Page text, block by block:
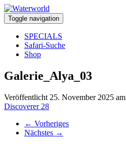
Toggle navigation
SPECIALS
Safari-Suche
Shop
Galerie_Alya_03
Veröffentlicht 25. November 2025 am
Discoverer 28
← Vorheriges
Nächstes →